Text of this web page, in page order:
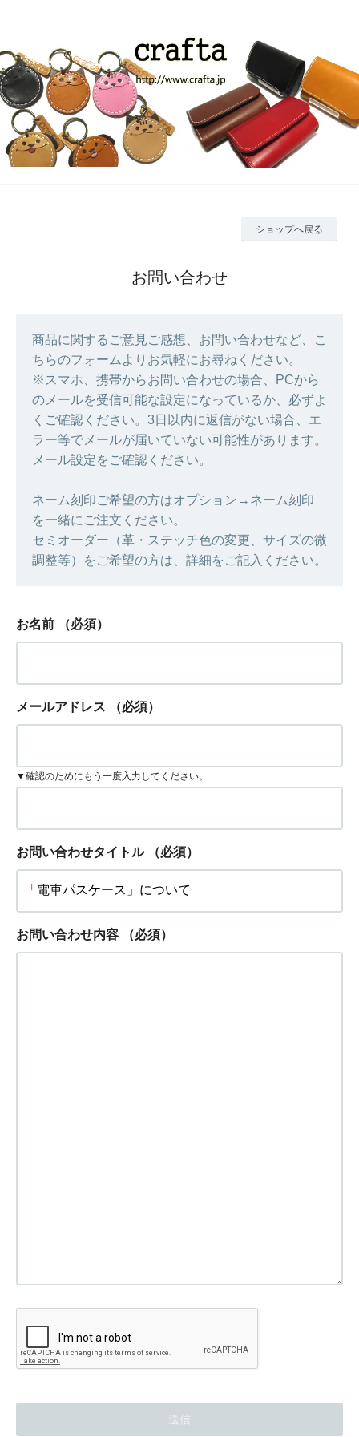
ショップへ戻る
お問い合わせ
商品に関するご意見ご感想、お問い合わせなど、こ
ちらのフォームよりお気軽にお尋ねください。
※スマホ、携帯からお問い合わせの場合、PCから
のメールを受信可能な設定になっているか、必ずよ
くご確認ください。3日以内に返信がない場合、エ
ラー等でメールが届いていない可能性があります。
メール設定をご確認ください。
ネーム刻印ご希望の方はオプション→ネーム刻印
を一緒にご注文ください。
セミオーダー（革・ステッチ色の変更、サイズの微
調整等）をご希望の方は、詳細をご記入ください。
お名前 （必須）
メールアドレス （必須）
▼確認のためにもう一度入力してください。
お問い合わせタイトル （必須）
お問い合わせ内容 （必須）